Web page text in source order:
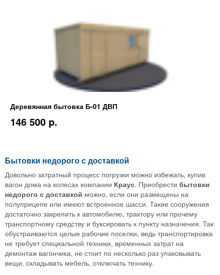
Деревянная бытовка Б-01 ДВП
146 500 p.
Бытовки недорого с доставкой
Довольно затратный процесс погрузки можно избежать, купив
вагон дома на колесах компании Краус. Приобрести бытовки
недорого с доставкой можно, если они размещены на
полуприцепе или имеют встроенное шасси. Такие сооружения
достаточно закрепить к автомобилю, трактору или прочему
транспортному средству и буксировать к пункту назначения. Так
обустраиваются целые рабочие поселки, ведь транспортировка
не требует специальной техники, временных затрат на
демонтаж вагончика, не стоит по несколько раз упаковывать
вещи, складывать мебель, отключать технику.